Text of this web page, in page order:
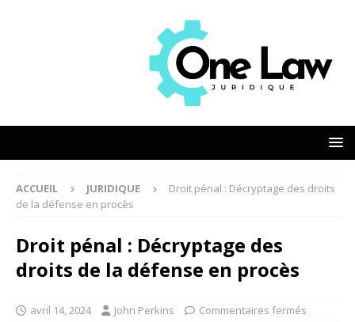
ACCUEIL JURIDIQUE
Droit pénal : Décryptage des droits
de la défense en procès
Droit pénal : Décryptage des
droits de la défense en procès
avril 14, 2024 John Perkins Commentaires fermés